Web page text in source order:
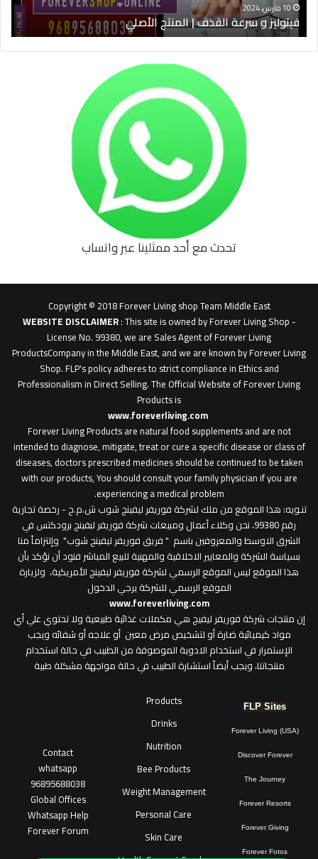
10 مارس، 2024
فيتوليز و سرعة القذف | المنتج الأصلي
تحدث مع أحد ممثلينا عبر واتساب
Copyright © 2018 Forever Living shop Team Middle East
WEBSITE DISCLAIMER: This site is owned by Forever Living Shop -
License No. 99380, we are Sales Agent of Forever Living
ProductsCompany in the Middle East, and we are known by Forever Living
Shop. FLP's policy adheres to strict compliance in Ethics and
Professionalism in Direct Selling. The Official Website of Forever Living
Products is
www.foreverliving.com
Forever Living Products are natural food supplements and are not
intended to diagnose, mitigate, treat or cure a specific disease or class of
diseases, doctors prescribed medicines should be continued to be taken
with our products, You should consult your family physician if you are
experiencing a medical problem.
تنـويه: هذا الموقع من ملك لشركة فوريفر ليفينج شوب ش.م.ح - رخصة تجارية
رقم 99380، نحن وكلاء أعمال ومبيعات شركة فوريفر لبفينج برودكتس في
الشرق الاوسط والمعروفين باسم " فريق فوريفر ليفينج شوب" وإلتزاماً منا
بسياسة الشركة والمعايير الاخلاقية والمهنية للبيع المباشر فنود أن نؤكد بأن
هذا الموقع ليس الموقع الرسمي لشركة فوريفر ليفينج الأمريكية، ولزيارة
الموقع الرسمي للشركة يرجي الدخول
www.foreverliving.com
​إن منتجات شركة فوريفر ليفيج هي مكملات غذائية طبيعية ولا تحتوي علي أي
مواد كيميائية ضارة أو لتشخيص مرض معين أو علاجه أو شفائه ويجب
الإستمرار في استخدام الادوية الموصوفة من الطبيب في حالة استخدام
منتجاتنا، ويجب أيضاً استشارة الطبيب في حالة مواجهة مشكلة طبية
FLP Sites
Forever Living (USA)
Discover Forever
The Journey
Forever Resorts
Forever Giving
Forever Fotos
Products
Drinks
Nutrition
Bee Products
Weight Management
Personal Care
Skin Care
Contact
whatsapp
96895688038
Global Offices
Whatsapp Help
Forever Forum